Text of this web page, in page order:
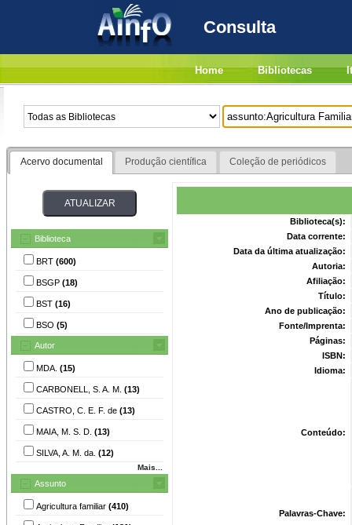
Consulta
Home Bibliotecas
Acervo documental Produção científica Coleção de periódicos
Biblioteca
BRT (600)
BSGP (18)
BST (16)
BSO (5)
Autor
MDA. (15)
CARBONELL, S. A. M. (13)
CASTRO, C. E. F. de (13)
MAIA, M. S. D. (13)
SILVA, A. M. da. (12)
Mais...
Assunto
Agricultura familiar (410)
Biblioteca(s):
Data corrente:
Data da última atualização:
Autoria:
Afiliação:
Título:
Ano de publicação:
Fonte/Imprenta:
Páginas:
ISBN:
Idioma:
Conteúdo:
Palavras-Chave: